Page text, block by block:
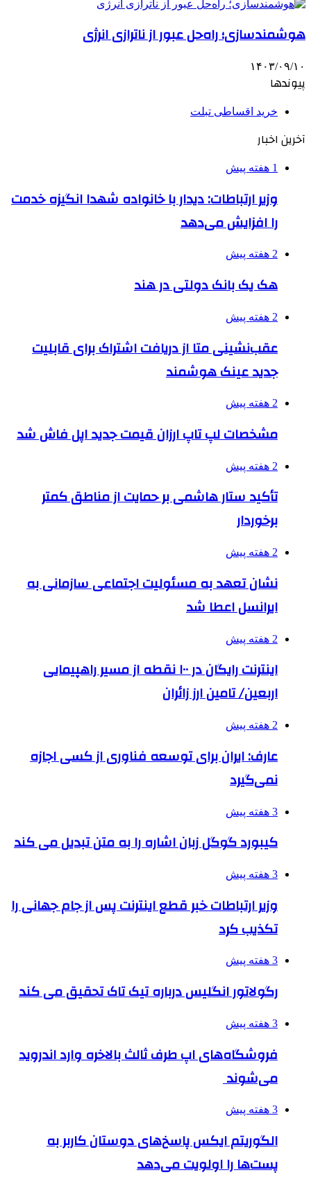
هوشمندسازی؛ راه‌حل عبور از ناترازی انرژی
۱۴۰۳/۰۹/۱۰
پیوندها
خرید اقساطی تبلت
آخرین اخبار
1 هفته پیش
وزیر ارتباطات: دیدار با خانواده شهدا انگیزه خدمت
را افزایش می‌دهد
2 هفته پیش
هک یک بانک دولتی در هند
2 هفته پیش
عقب‌نشینی متا از دریافت اشتراک برای قابلیت
جدید عینک هوشمند
2 هفته پیش
مشخصات لپ تاپ ارزان قیمت جدید اپل فاش شد
2 هفته پیش
تأکید ستار هاشمی بر حمایت از مناطق کمتر
برخوردار
2 هفته پیش
نشان تعهد به مسئولیت اجتماعی سازمانی به
ایرانسل اعطا شد
2 هفته پیش
اینترنت رایگان در ۱۰۰ نقطه از مسیر راهپیمایی
اربعین/ تامین ارز زائران
2 هفته پیش
عارف: ایران برای توسعه فناوری از کسی اجازه
نمی‌گیرد
3 هفته پیش
کیبورد گوگل زبان اشاره را به متن تبدیل می کند
3 هفته پیش
وزیر ارتباطات خبر قطع اینترنت پس از جام جهانی را
تکذیب کرد
3 هفته پیش
رگولاتور انگلیس درباره تیک تاک تحقیق می کند
3 هفته پیش
فروشگاه‌های اپ طرف ثالث بالاخره وارد اندروید
می‌شوند
3 هفته پیش
الگوریتم ایکس پاسخ‌های دوستان کاربر به
پست‌ها را اولویت می‌دهد